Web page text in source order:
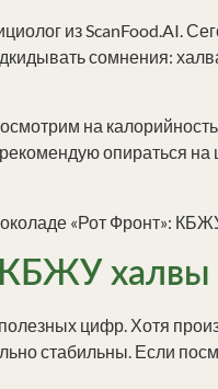
из ScanFood.AI.
сомнения:
на
опираться
халвы
цифр. Хотя
стабильны. Если